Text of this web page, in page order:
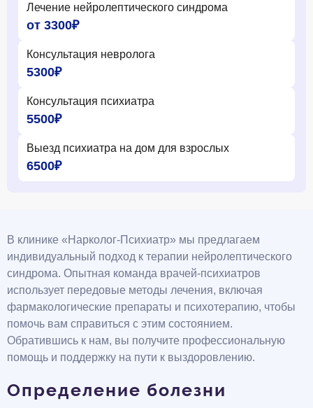
Лечение нейролептического синдрома
от 3300₽
Консультация невролога
5300₽
Консультация психиатра
5500₽
Выезд психиатра на дом для взрослых
6500₽
В клинике «Нарколог-Психиатр» мы предлагаем
индивидуальный подход к терапии нейролептического
синдрома. Опытная команда врачей-психиатров
использует передовые методы лечения, включая
фармакологические препараты и психотерапию, чтобы
помочь вам справиться с этим состоянием.
Обратившись к нам, вы получите профессиональную
помощь и поддержку на пути к выздоровлению.
Определение болезни